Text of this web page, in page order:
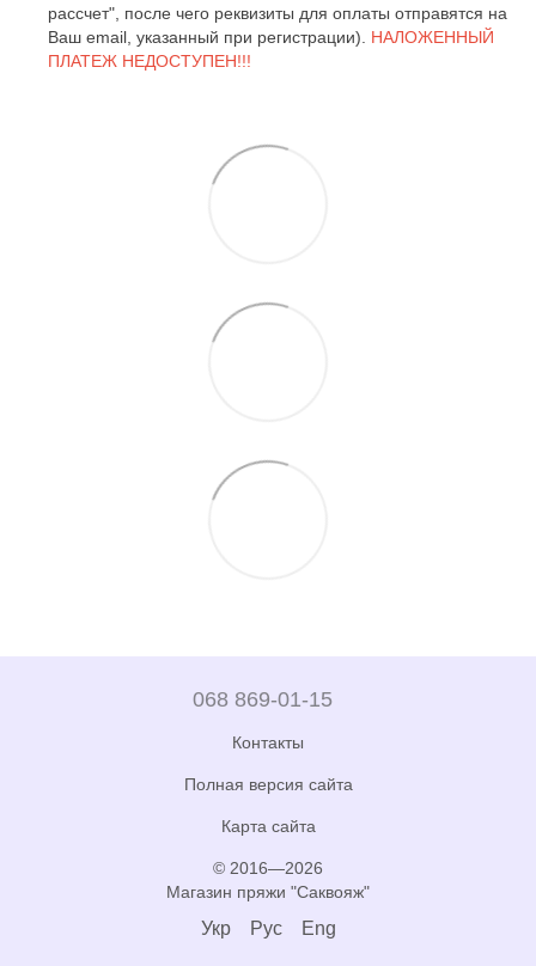
рассчет", после чего реквизиты для оплаты отправятся на
Ваш email, указанный при регистрации). НАЛОЖЕННЫЙ
ПЛАТЕЖ НЕДОСТУПЕН!!!
068 869-01-15
Контакты
Полная версия сайта
Карта сайта
© 2016—2026
Магазин пряжи "Саквояж"
Укр Рус Eng